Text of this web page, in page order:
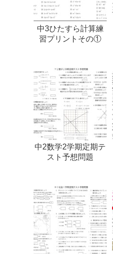
中3ひたすら計算練
習プリントその①
中2数学2学期定期テ
スト予想問題